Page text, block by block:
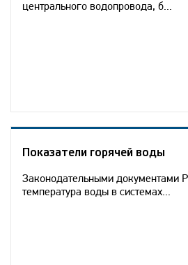
центрального водопровода, б...
Показатели горячей воды
Законодательными документами
температура воды в системах...